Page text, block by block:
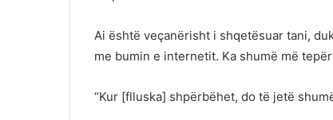
Ai është veçanërisht i shqetësuar tani,
me bumin e internetit. Ka shumë më
“Kur [flluska] shpërbëhet, do të jetë